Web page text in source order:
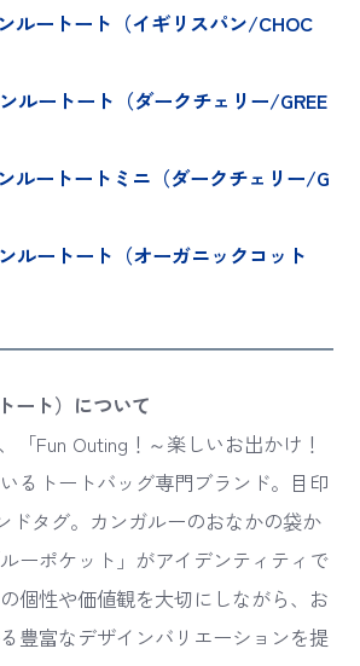
ルートート（イギリスパン/CHOC
ルートート（ダークチェリー/GREE
ルートートミニ（ダークチェリー/G
ルートート（オーガニックコット
ート）について
「Fun Outing！～楽しいお出かけ！
るトートバッグ専門ブランド。目印
ドタグ。カンガルーのおなかの袋か
ーポケット」がアイデンティティで
個性や価値観を大切にしながら、お
豊富なデザインバリエーションを提